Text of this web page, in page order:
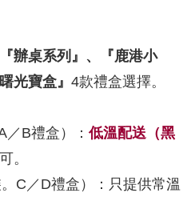
辦桌系列』、『鹿港小
光寶盒』 4款禮盒選擇。
B禮盒）： 低溫配送（黑
。
C／D禮盒）：只提供常溫